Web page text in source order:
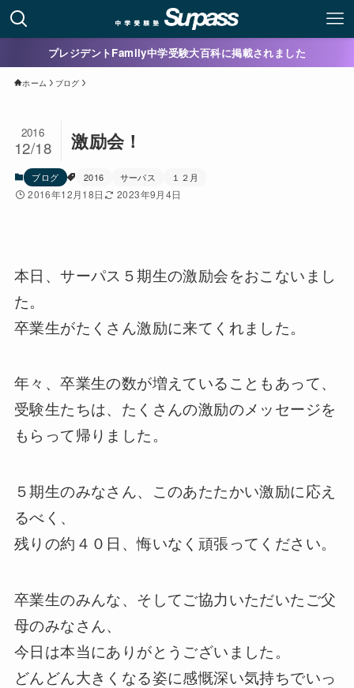
プレジデントFamily中学受験大百科に掲載されました
ホーム ブログ
激励会！
2016
12/18
ブログ 2016 サーパス １２月
2016年12月18日 2023年9月4日
本日、サーパス５期生の激励会をおこないまし
た。
卒業生がたくさん激励に来てくれました。
年々、卒業生の数が増えていることもあって、
受験生たちは、たくさんの激励のメッセージを
もらって帰りました。
５期生のみなさん、このあたたかい激励に応え
るべく、
残りの約４０日、悔いなく頑張ってください。
卒業生のみんな、そしてご協力いただいたご父
母のみなさん、
今日は本当にありがとうございました。
どんどん大きくなる姿に感慨深い気持ちでいっ